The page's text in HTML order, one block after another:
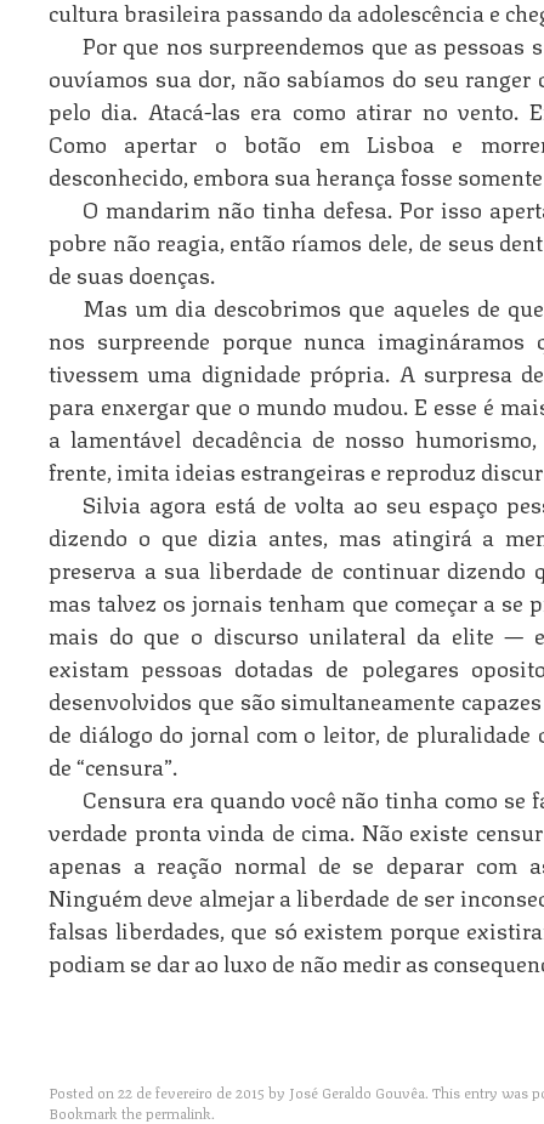
cultura brasileira passando da adolescência e
Por que nos surpreendemos que as pessoas
ouvíamos sua dor, não sabíamos do seu
pelo dia. Atacá-las era como atirar no vento.
Como apertar o botão em Lisboa e
desconhecido, embora sua herança fosse
O mandarim não tinha defesa. Por isso
pobre não reagia, então ríamos dele, de seus
de suas doenças.
Mas um dia descobrimos que aqueles de
nos surpreende porque nunca imagináramos
tivessem uma dignidade própria. A surpresa
para enxergar que o mundo mudou. E esse é
a lamentável decadência de nosso
frente, imita ideias estrangeiras e reproduz
Silvia agora está de volta ao seu espaço
dizendo o que dizia antes, mas atingirá a
preserva a sua liberdade de continuar dizendo
mas talvez os jornais tenham que começar a se
mais do que o discurso unilateral da elite —
existam pessoas dotadas de polegares
desenvolvidos que são simultaneamente
de diálogo do jornal com o leitor, de pluralidade
de “censura”.
Censura era quando você não tinha como
verdade pronta vinda de cima. Não existe
apenas a reação normal de se deparar com
Ninguém deve almejar a liberdade de ser
falsas liberdades, que só existem porque
podiam se dar ao luxo de não medir as
Posted on22 de fevereiro de 2015 by José Geraldo Gouvêa. This entry was
Bookmark thepermalink.